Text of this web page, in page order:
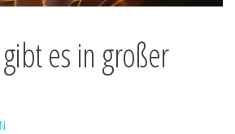
es in großer